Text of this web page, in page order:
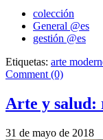
colección
General @es
gestión @es
Etiquetas: arte
Comment (0)
Arte y salud:
31 de mayo de 2018